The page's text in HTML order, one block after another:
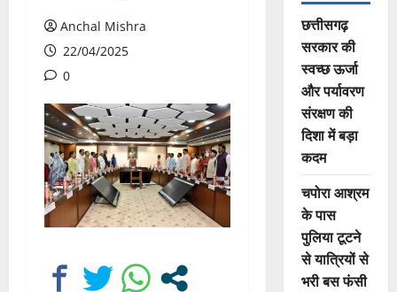
Anchal Mishra
22/04/2025
0
छत्तीसगढ़
सरकार की
स्वच्छ ऊर्जा
और पर्यावरण
संरक्षण की
दिशा में बड़ा
कदम
चपोरा आश्रम
के पास
पुलिया टूटने
से यात्रियों से
भरी बस फंसी